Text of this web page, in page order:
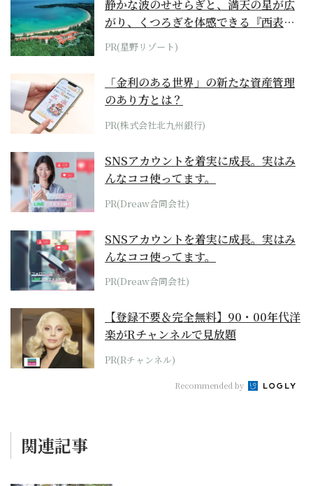
静かな波のせせらぎと、満天の星が広
がり、くつろぎを体感できる『西表島
ホテル by...
PR(星野リゾート)
「金利のある世界」の新たな資産管理
のあり方とは？
PR(株式会社北九州銀行)
SNSアカウントを着実に成長。実はみ
んなココ使ってます。
PR(Dreaw合同会社)
SNSアカウントを着実に成長。実はみ
んなココ使ってます。
PR(Dreaw合同会社)
【登録不要＆完全無料】90・00年代洋
楽がRチャンネルで見放題
PR(Rチャンネル)
Recommended by
関連記事